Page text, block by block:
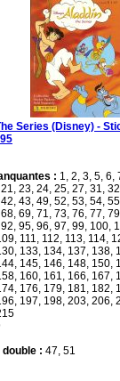
Series (Disney) -
: 1, 2, 3, 5, 6,
23, 24, 25, 27, 31,
43, 49, 52, 53, 54,
69, 71, 73, 76, 77,
95, 96, 97, 99, 100,
111, 112, 113, 114,
133, 134, 137, 138,
145, 146, 148, 150,
160, 161, 166, 167,
176, 179, 181, 182,
197, 198, 203, 206,
double : 47, 51